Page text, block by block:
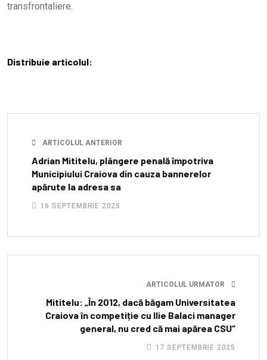
transfrontaliere.
Distribuie articolul:
ARTICOLUL ANTERIOR
Adrian Mititelu, plângere penală împotriva
Municipiului Craiova din cauza bannerelor
apărute la adresa sa
16 SEPTEMBRIE 2025
ARTICOLUL URMATOR
Mititelu: „În 2012, dacă băgam Universitatea
Craiova în competiție cu Ilie Balaci manager
general, nu cred că mai apărea CSU“
17 SEPTEMBRIE 2025